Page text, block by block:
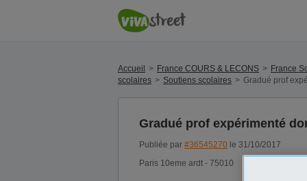
Accueil France COURS & LECONS France
scolaires
Soutiens scolaires Gradué prof
Gradué prof expérimenté
Publiée par #36545270 le 31/10/2017
Paris 10eme ardt - 75010